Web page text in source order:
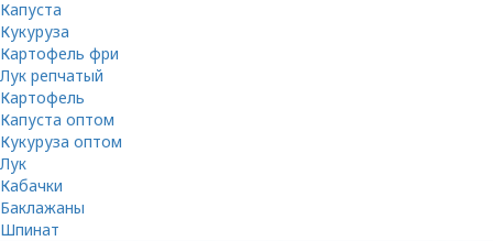
Капуста
Кукуруза
Картофель фри
Лук репчатый
Картофель
Капуста оптом
Кукуруза оптом
Лук
Кабачки
Баклажаны
Шпинат